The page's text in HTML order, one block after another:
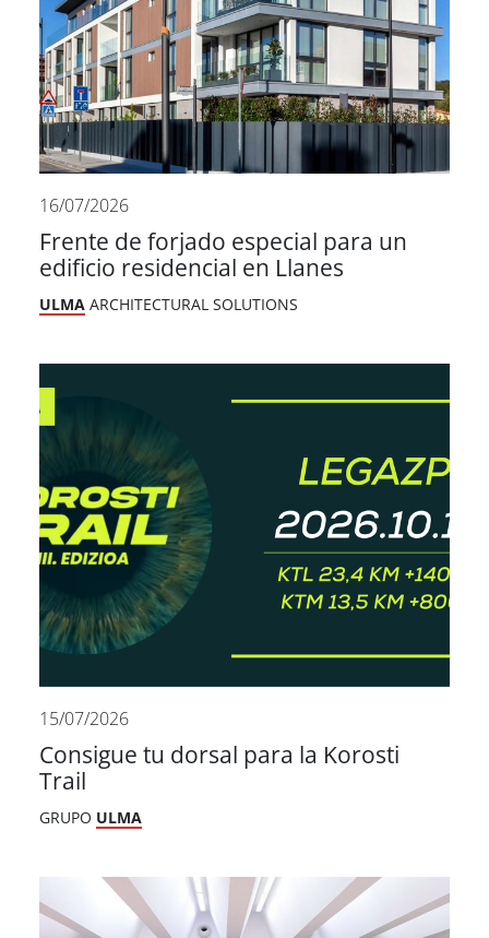
16/07/2026
Frente de forjado especial para un
edificio residencial en Llanes
ULMA ARCHITECTURAL SOLUTIONS
15/07/2026
Consigue tu dorsal para la Korosti
Trail
GRUPO ULMA